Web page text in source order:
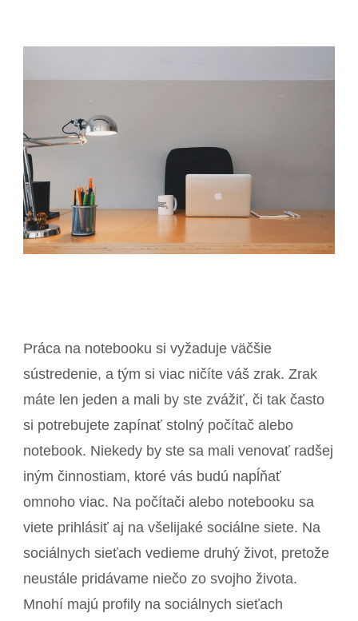
Práca na notebooku si vyžaduje väčšie
sústredenie, a tým si viac ničíte váš zrak. Zrak
máte len jeden a mali by ste zvážiť, či tak často
si potrebujete zapínať stolný počítač alebo
notebook. Niekedy by ste sa mali venovať radšej
iným činnostiam, ktoré vás budú napĺňať
omnoho viac. Na počítači alebo notebooku sa
viete prihlásiť aj na všelijaké sociálne siete. Na
sociálnych sieťach vedieme druhý život, pretože
neustále pridávame niečo zo svojho života.
Mnohí majú profily na sociálnych sieťach